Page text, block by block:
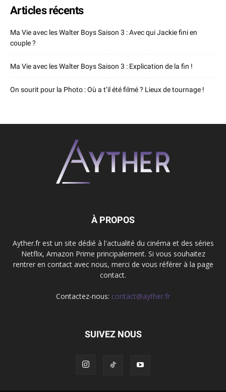
Articles récents
Ma Vie avec les Walter Boys Saison 3 : Avec qui Jackie fini en
couple ?
Ma Vie avec les Walter Boys Saison 3 : Explication de la fin !
On sourit pour la Photo : Où a t’il été filmé ? Lieux de tournage !
À PROPOS
Ayther.fr est un site dédié à l'actualité du cinéma et des séries
Netflix, Amazon Prime principalement. Si vous souhaitez
rentrer en contact avec nous, merci de vous référer à la page
contact.
Contactez-nous: contact@ayther.fr
SUIVEZ NOUS